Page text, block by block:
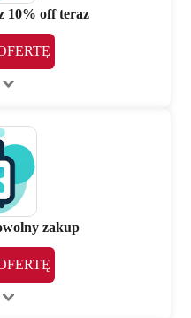
10% off teraz
zakup